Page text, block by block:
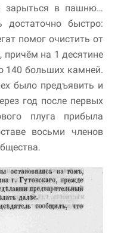
зарыться в пашню…
достаточно быстро:
помог очистить от
на 1 десятине
140 больших камней.
было предъявить и
год после первых
плуга прибыла
восьми членов